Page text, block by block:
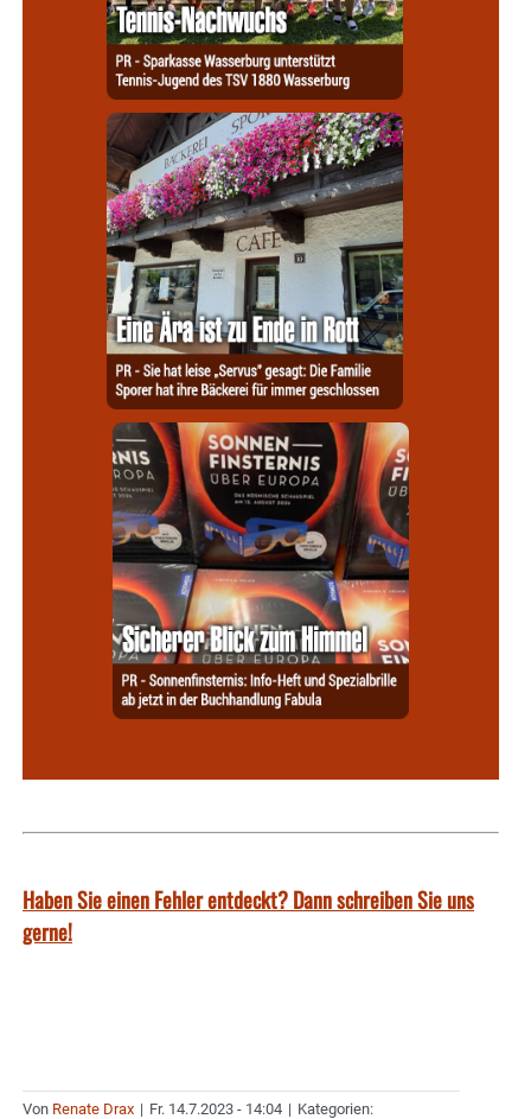
Haben Sie einen Fehler entdeckt? Dann schreiben Sie uns
gerne!
Von Renate Drax | Fr. 14.7.2023 - 14:04 | Kategorien: